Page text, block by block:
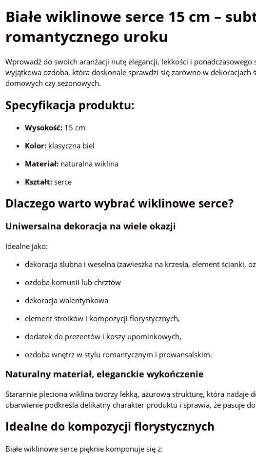
Figurka Słoń Ceramiczny Słonik Złoty 21 x 10
x 16 cm ZY22126-G
56,03 zł
do koszyka
Róża Główka Kwiatowa Wyrobowa
cm VIP1815 12 Sztuk
7,80 zł
do koszyka
Białe wiklinowe serce 15 cm –
romantycznego uroku
Wprowadź do swoich aranżacji nutę elegancji, lekkości i
wyjątkowa ozdoba, która doskonale sprawdzi się zarówno w dekoracjach
domowych czy sezonowych.
Specyfikacja produktu:
Wysokość: 15 cm
Kolor: klasyczna biel
Materiał: naturalna wiklina
Kształt: serce
Dlaczego warto wybrać wiklinowe serce?
Uniwersalna dekoracja na wiele okazji
Idealne jako:
dekoracja ślubna i weselna (zawieszka na krzesła, element ścianki,
ozdoba komunii lub chrztów
dekoracja walentynkowa
element stroików i kompozycji florystycznych,
dodatek do prezentów i koszy upominkowych,
ozdoba wnętrz w stylu romantycznym i prowansalskim.
Naturalny materiał, eleganckie wykończenie
Starannie pleciona wiklina tworzy lekką, ażurową strukturę, która nadaje
ubarwienie podkreśla delikatny charakter produktu i sprawia, że pasuje
Idealne do kompozycji florystycznych
Białe wiklinowe serce pięknie komponuje się z: